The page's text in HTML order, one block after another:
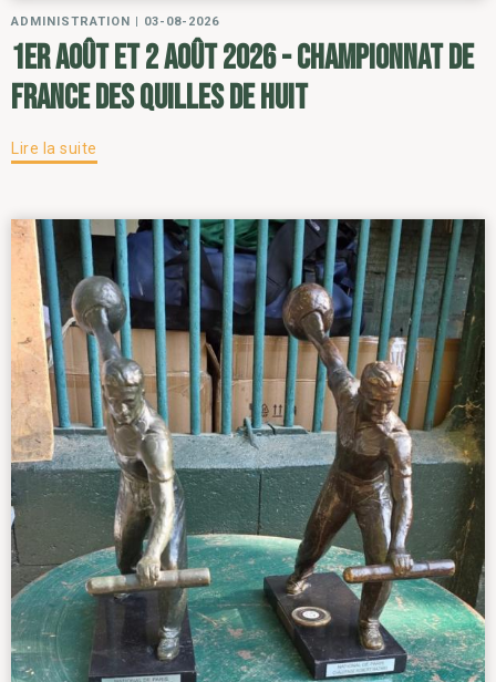
ADMINISTRATION 03-08-2026
1er août et 2 août 2026 - Championnat de
France des Quilles de Huit
Lire la suite